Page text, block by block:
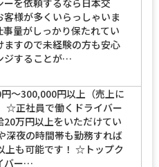
客様が多くいらっしゃいま
事量がしっかり保たれてい
ますので未経験の方も安心
ジすることが…
～300,000円以上（売上に
☆正社員で働くドライバー
20万円以上をいただけてい
深夜の時間帯も勤務すれば
上も可能です！ ☆トップク
バー…